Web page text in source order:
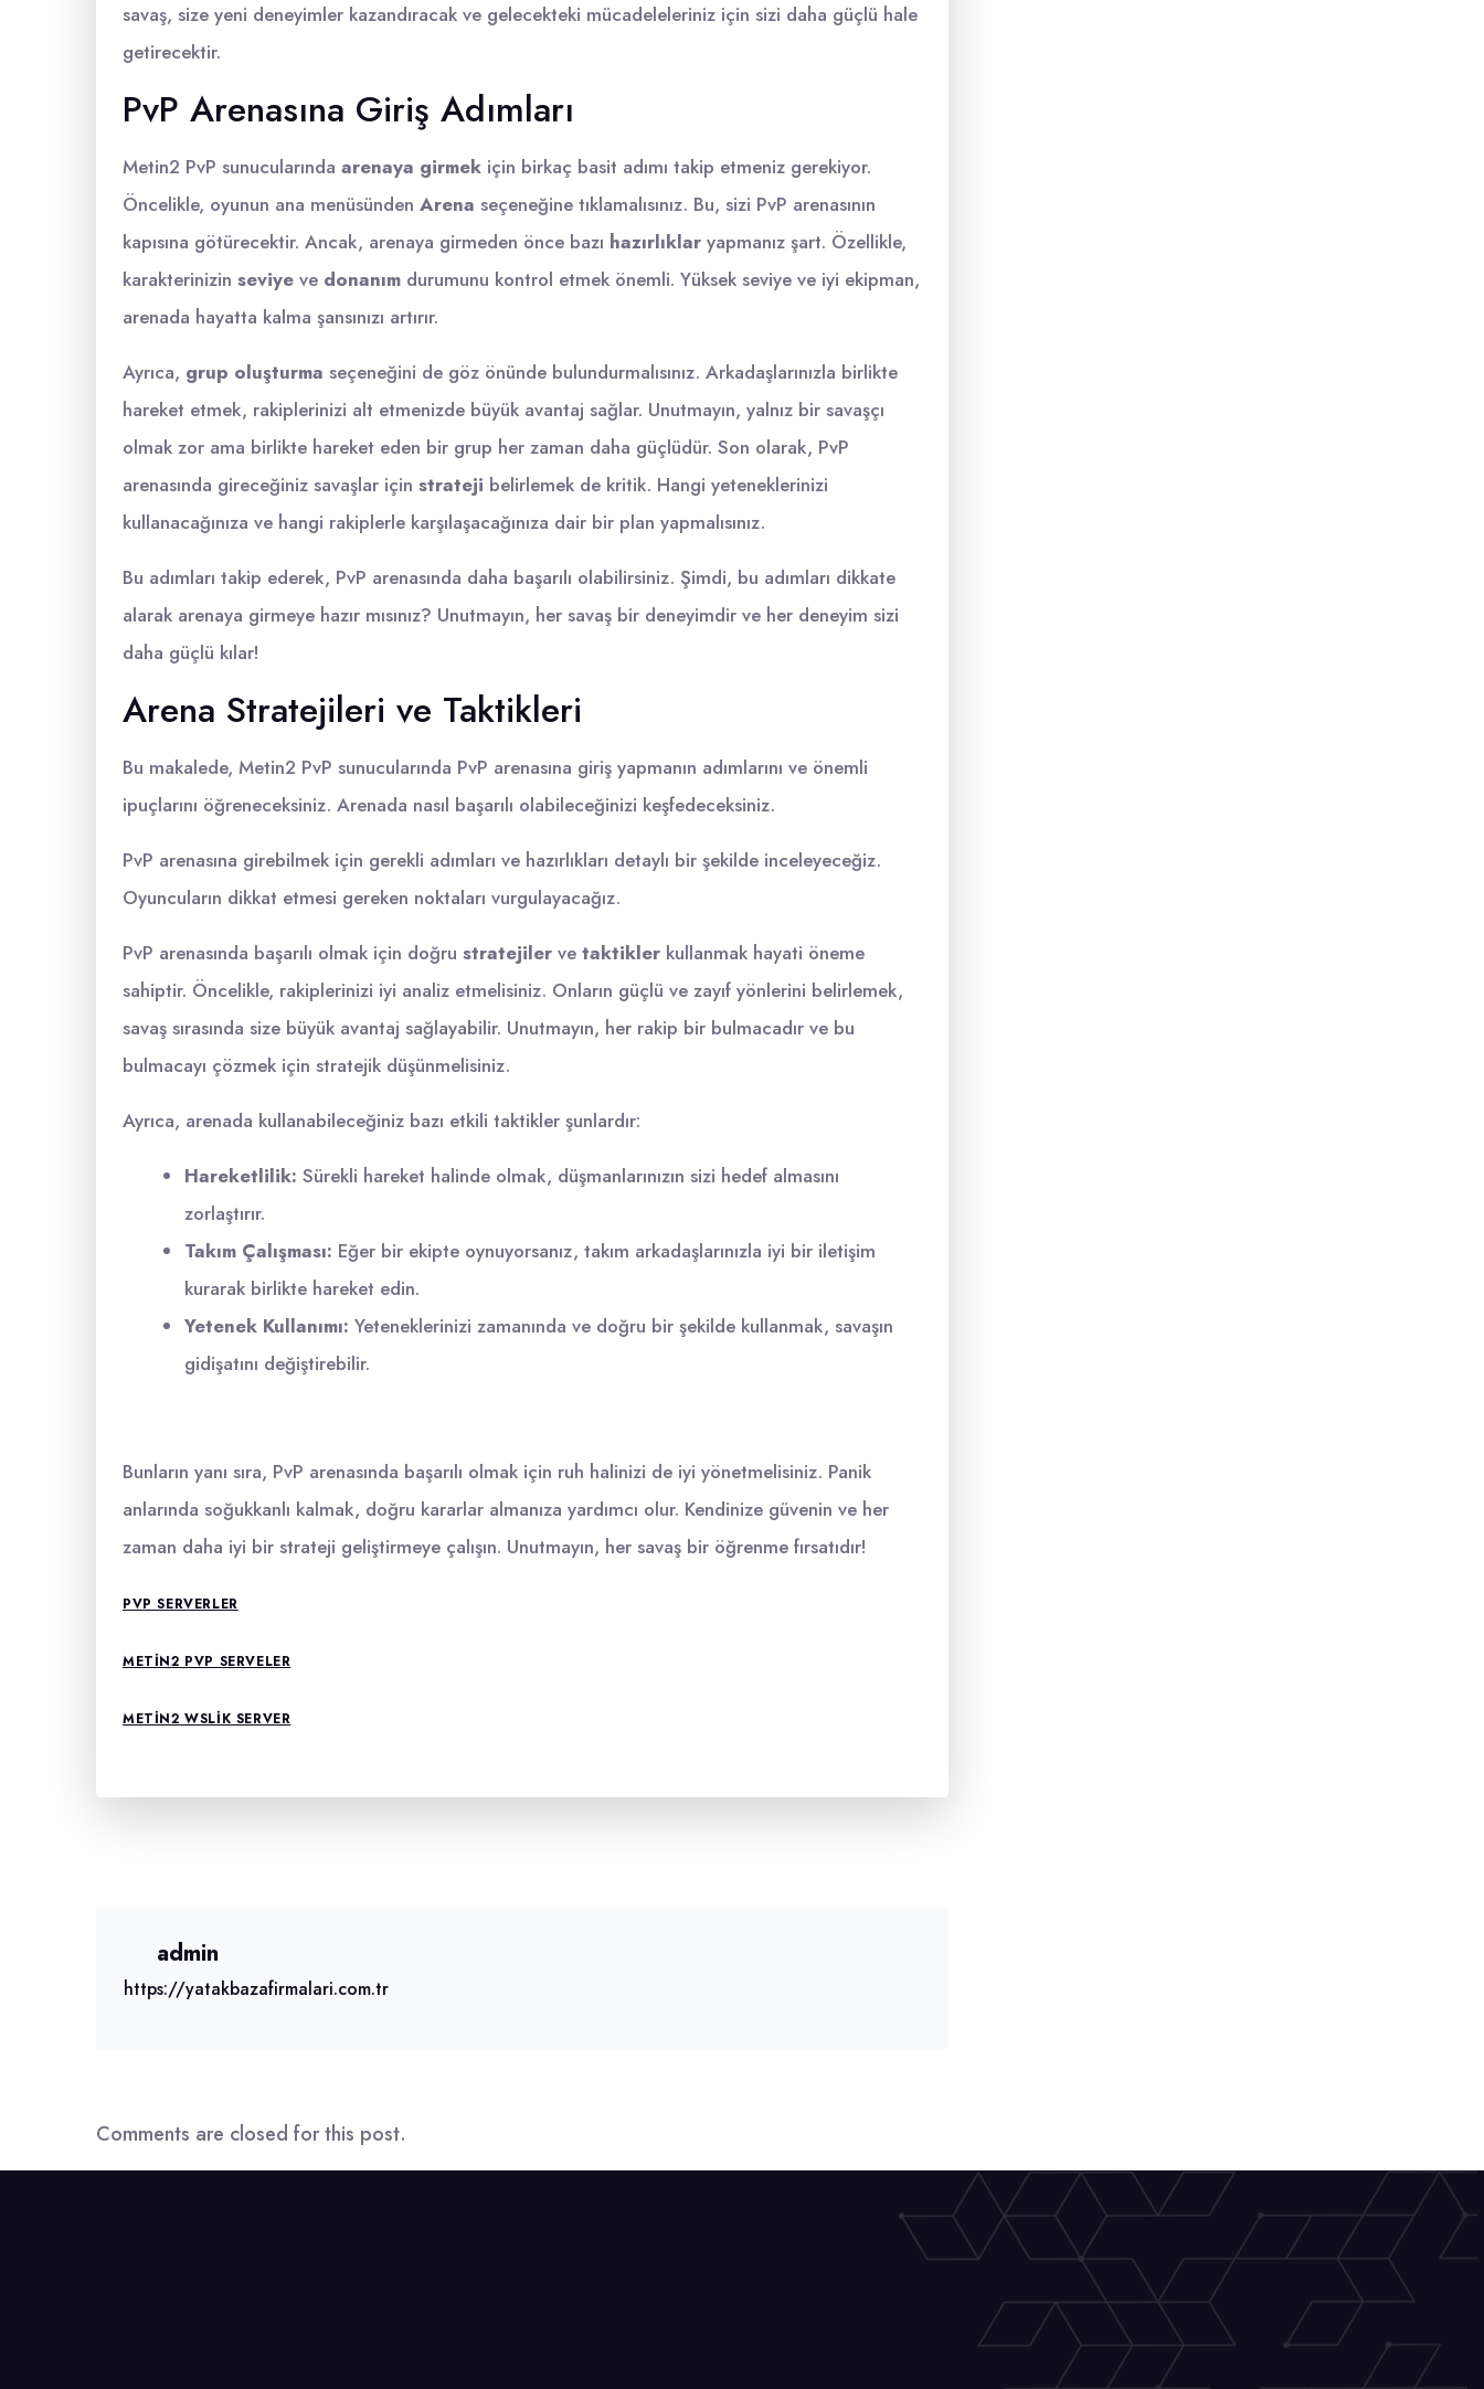
savaş, size yeni deneyimler kazandıracak ve gelecekteki mücadeleleriniz için sizi daha güçlü hale
getirecektir.
PvP Arenasına Giriş Adımları
Metin2 PvP sunucularında arenaya girmek için birkaç basit adımı takip etmeniz gerekiyor.
Öncelikle, oyunun ana menüsünden Arena seçeneğine tıklamalısınız. Bu, sizi PvP arenasının
kapısına götürecektir. Ancak, arenaya girmeden önce bazı hazırlıklar yapmanız şart. Özellikle,
karakterinizin seviye ve donanım durumunu kontrol etmek önemli. Yüksek seviye ve iyi ekipman,
arenada hayatta kalma şansınızı artırır.
Ayrıca, grup oluşturma seçeneğini de göz önünde bulundurmalısınız. Arkadaşlarınızla birlikte
hareket etmek, rakiplerinizi alt etmenizde büyük avantaj sağlar. Unutmayın, yalnız bir savaşçı
olmak zor ama birlikte hareket eden bir grup her zaman daha güçlüdür. Son olarak, PvP
arenasında gireceğiniz savaşlar için strateji belirlemek de kritik. Hangi yeteneklerinizi
kullanacağınıza ve hangi rakiplerle karşılaşacağınıza dair bir plan yapmalısınız.
Bu adımları takip ederek, PvP arenasında daha başarılı olabilirsiniz. Şimdi, bu adımları dikkate
alarak arenaya girmeye hazır mısınız? Unutmayın, her savaş bir deneyimdir ve her deneyim sizi
daha güçlü kılar!
Arena Stratejileri ve Taktikleri
Bu makalede, Metin2 PvP sunucularında PvP arenasına giriş yapmanın adımlarını ve önemli
ipuçlarını öğreneceksiniz. Arenada nasıl başarılı olabileceğinizi keşfedeceksiniz.
PvP arenasına girebilmek için gerekli adımları ve hazırlıkları detaylı bir şekilde inceleyeceğiz.
Oyuncuların dikkat etmesi gereken noktaları vurgulayacağız.
PvP arenasında başarılı olmak için doğru stratejiler ve taktikler kullanmak hayati öneme
sahiptir. Öncelikle, rakiplerinizi iyi analiz etmelisiniz. Onların güçlü ve zayıf yönlerini belirlemek,
savaş sırasında size büyük avantaj sağlayabilir. Unutmayın, her rakip bir bulmacadır ve bu
bulmacayı çözmek için stratejik düşünmelisiniz.
Ayrıca, arenada kullanabileceğiniz bazı etkili taktikler şunlardır:
Hareketlilik: Sürekli hareket halinde olmak, düşmanlarınızın sizi hedef almasını
zorlaştırır.
Takım Çalışması: Eğer bir ekipte oynuyorsanız, takım arkadaşlarınızla iyi bir iletişim
kurarak birlikte hareket edin.
Yetenek Kullanımı: Yeteneklerinizi zamanında ve doğru bir şekilde kullanmak, savaşın
gidişatını değiştirebilir.
Bunların yanı sıra, PvP arenasında başarılı olmak için ruh halinizi de iyi yönetmelisiniz. Panik
anlarında soğukkanlı kalmak, doğru kararlar almanıza yardımcı olur. Kendinize güvenin ve her
zaman daha iyi bir strateji geliştirmeye çalışın. Unutmayın, her savaş bir öğrenme fırsatıdır!
PVP SERVERLER
METIN2 PVP SERVELER
METIN2 WSLIK SERVER
admin
https://yatakbazafirmalari.com.tr
Comments are closed for this post.